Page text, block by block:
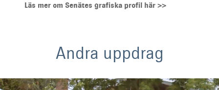
Läs mer om Senätes grafiska profil här >>
Andra uppdrag